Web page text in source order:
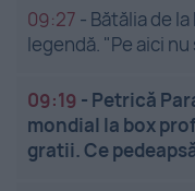
09:27 - Bătălia de
legendă. "Pe aici
09:19 - Petrică
mondial la box
gratii. Ce